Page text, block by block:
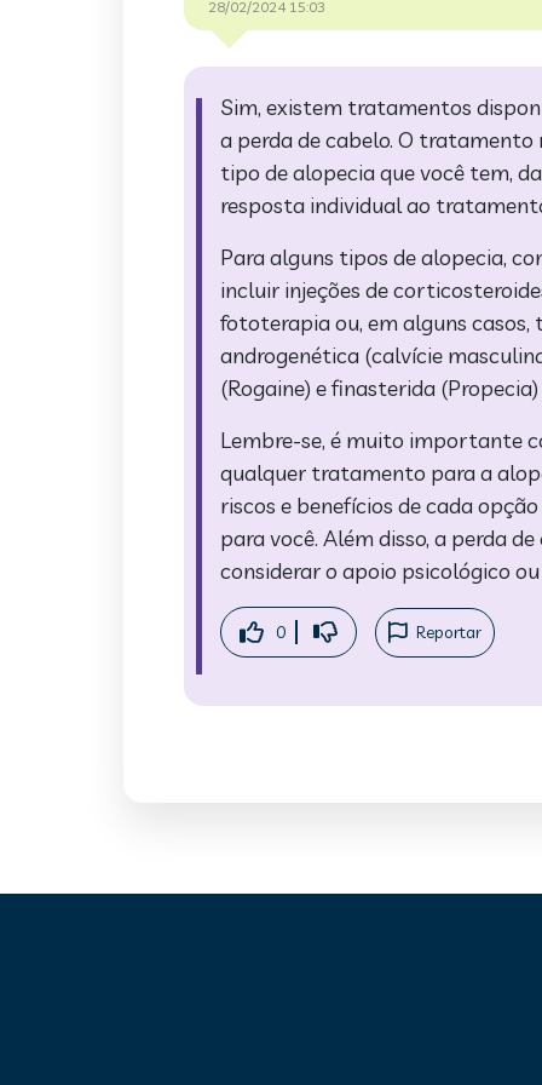
28/02/2024 15:03
Sim, existem tratamentos
a perda de cabelo. O
tipo de alopecia que você tem,
resposta individual ao
Para alguns tipos de alopecia,
incluir injeções de
fototerapia ou, em alguns casos,
androgenética (calvície
(Rogaine) e finasterida
Lembre-se, é muito importante
qualquer tratamento para a
riscos e benefícios de cada
para você. Além disso, a perda
considerar o apoio psicológico
0 Reportar